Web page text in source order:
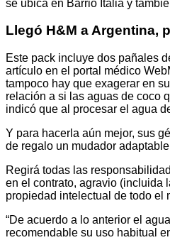
se ubica en Barrio Italia y
Llegó H&M a Argentina,
Este pack incluye dos pañales
artículo en el portal médico
tampoco hay que exagerar en
relación a si las aguas de coco
indicó que al procesar el agua
Y para hacerla aún mejor, sus
de regalo un mudador
Regirá todas las
en el contrato, agravio (incluida
propiedad intelectual de todo el
“De acuerdo a lo anterior el
recomendable su uso habitual